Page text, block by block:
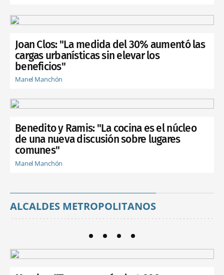
Joan Clos: "La medida del 30% aumentó las
cargas urbanísticas sin elevar los
beneficios"
Manel Manchón
Benedito y Ramis: "La cocina es el núcleo
de una nueva discusión sobre lugares
comunes"
Manel Manchón
ALCALDES METROPOLITANOS